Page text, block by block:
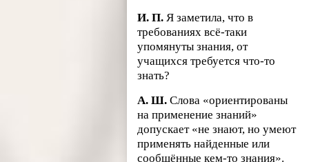
И. П. Я заметила, что в
требованиях всё-таки
упомянуты знания, от
учащихся требуется что-то
знать?
А. Ш. Слова «ориентированы
на применение знаний»
допускает «не знают, но умеют
применять найденные или
сообщённые кем-то знания».